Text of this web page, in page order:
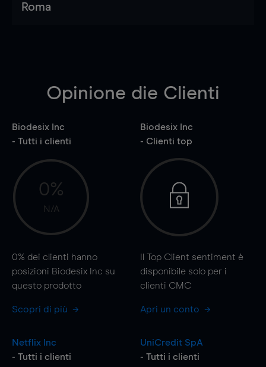
Roma
Opinione die Clienti
Biodesix Inc
- Tutti i clienti
0%
N/A
0% dei clienti hanno
posizioni Biodesix Inc su
questo prodotto
Scopri di più
Biodesix Inc
- Clienti top
Il Top Client sentiment è
disponibile solo per i
clienti CMC
Apri un conto
Netflix Inc
- Tutti i clienti
UniCredit SpA
- Tutti i clienti